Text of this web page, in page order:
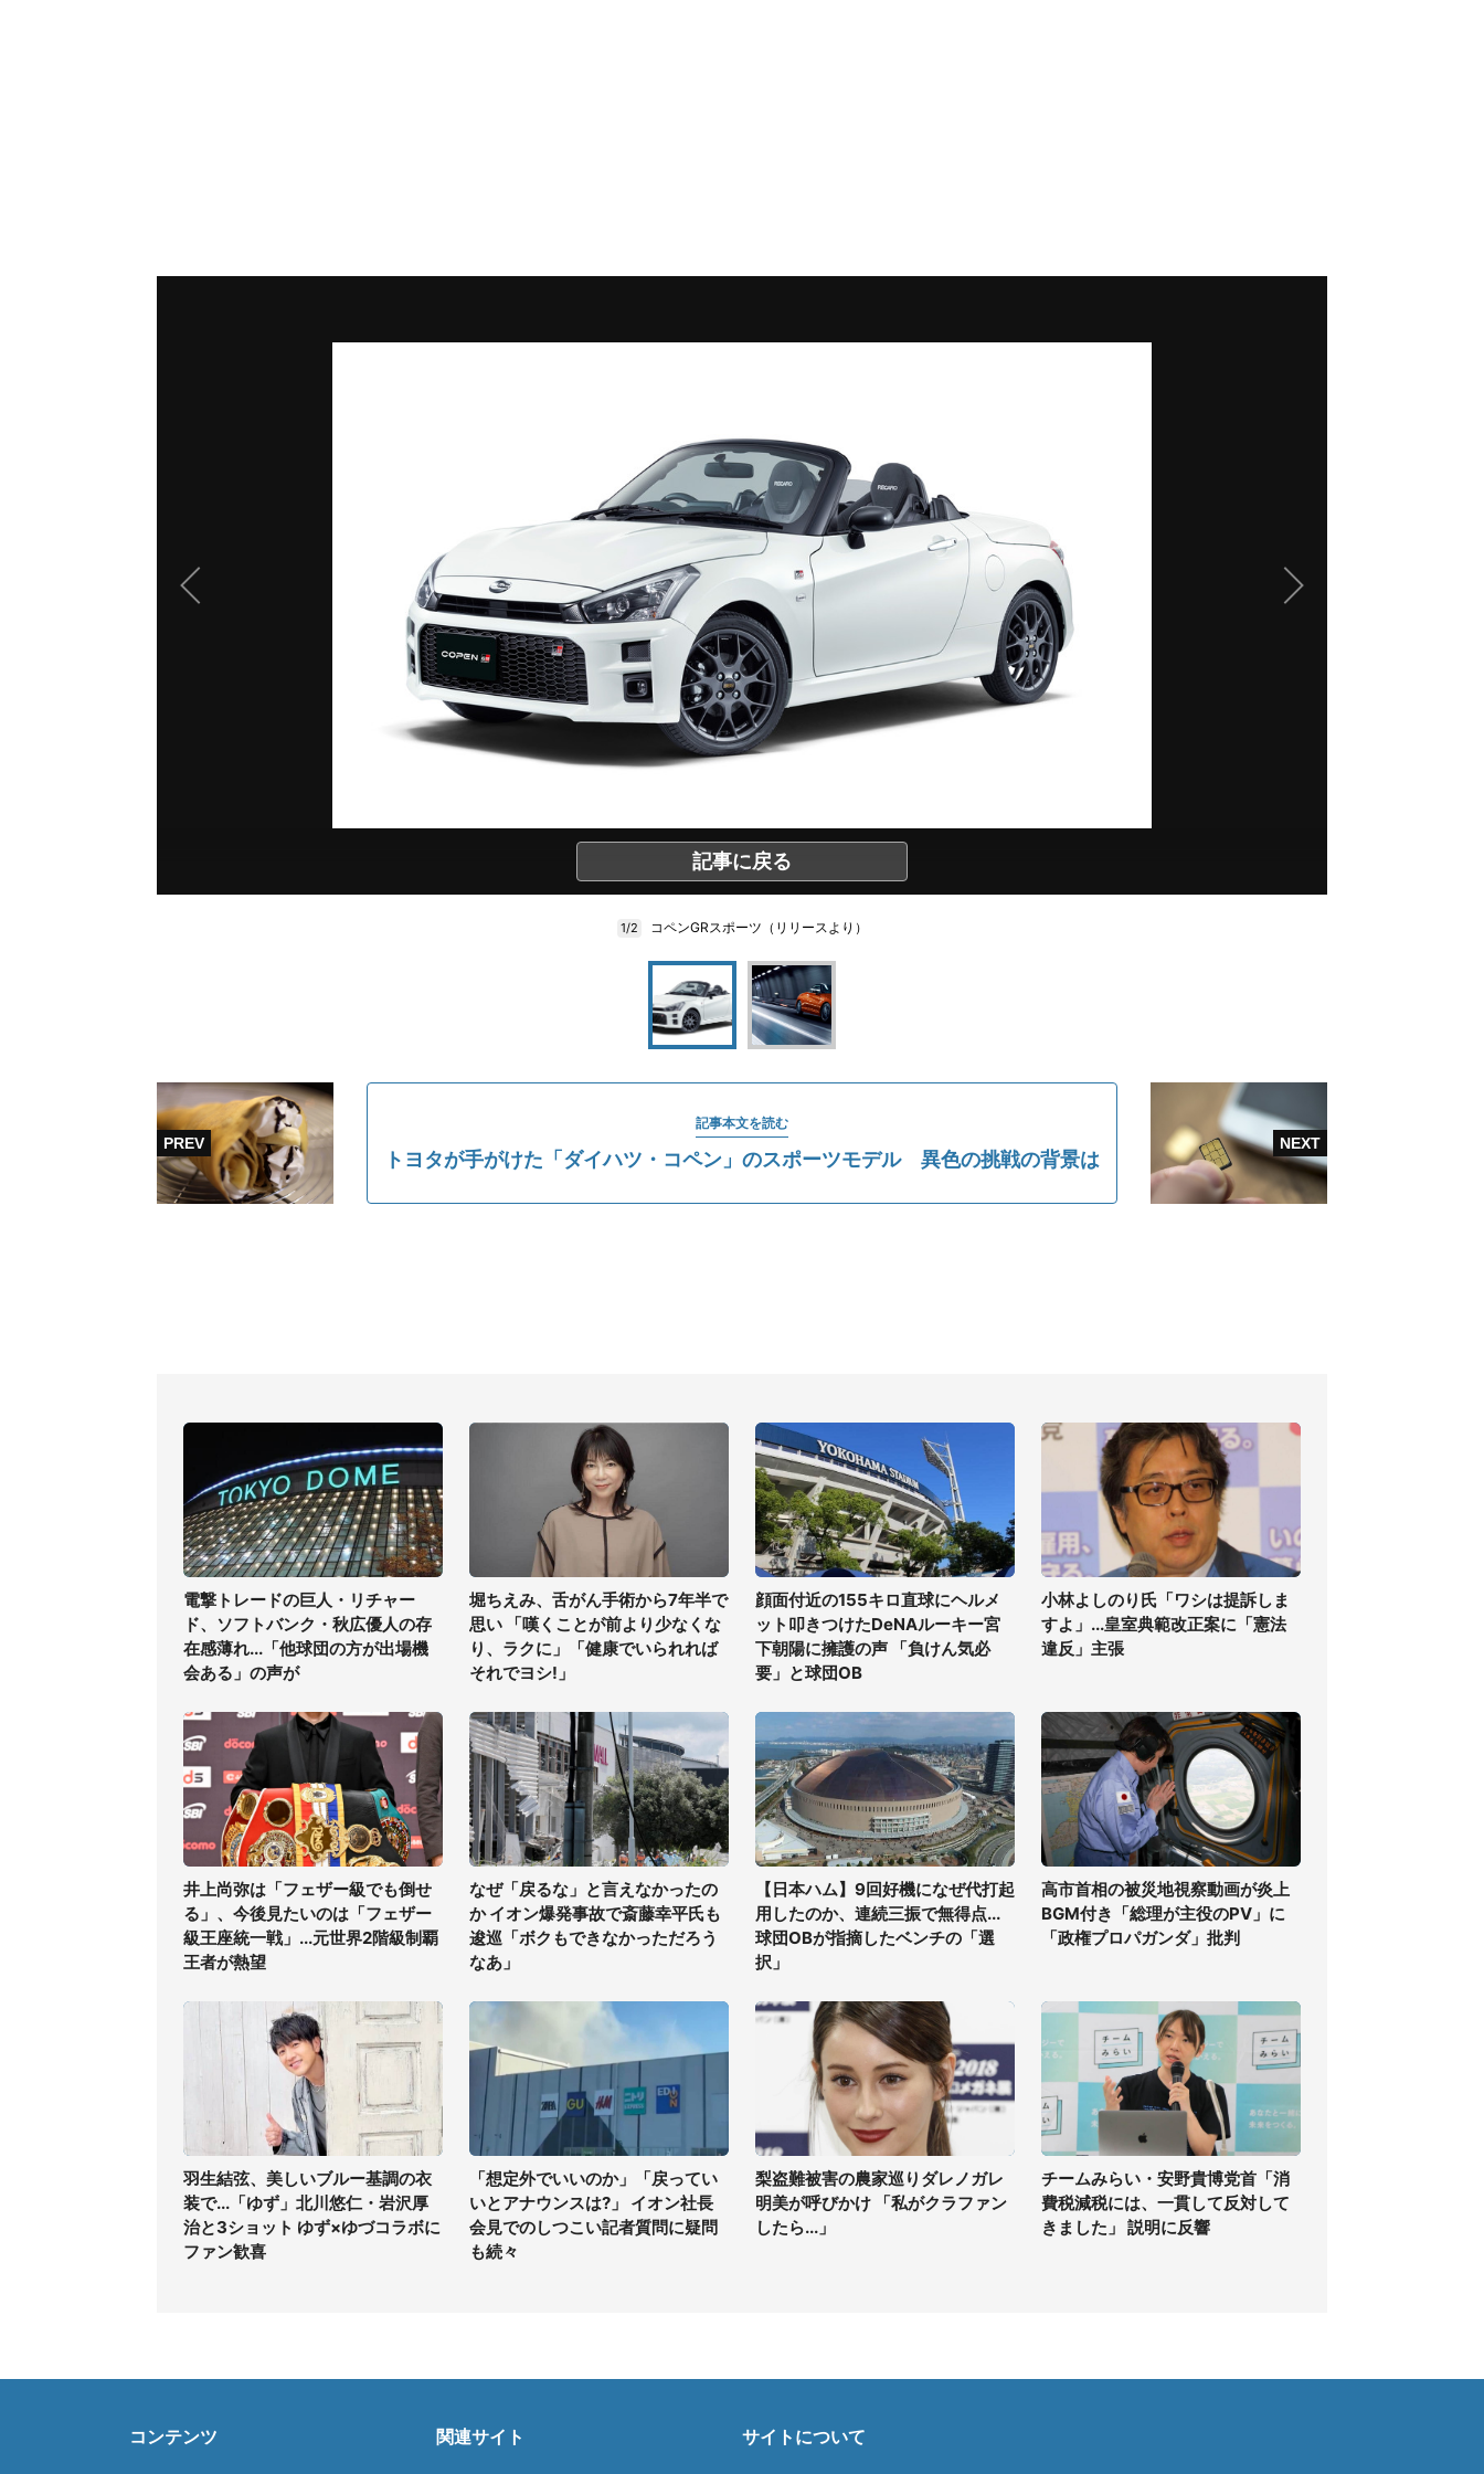
記事に戻る
1/2 コペンGRスポーツ（リリースより）
記事本文を読む
トヨタが手がけた「ダイハツ・コペン」のスポーツモデル 異色の挑戦の背景は
電撃トレードの巨人・リチャー
ド、ソフトバンク・秋広優人の存
在感薄れ...「他球団の方が出場機
会ある」の声が
堀ちえみ、舌がん手術から7年半で
思い 「嘆くことが前より少なくな
り、ラクに」「健康でいられれば
それでヨシ!」
顔面付近の155キロ直球にヘルメ
ット叩きつけたDeNAルーキー宮
下朝陽に擁護の声 「負けん気必
要」と球団OB
小林よしのり氏「ワシは提訴しま
すよ」...皇室典範改正案に「憲法
違反」主張
井上尚弥は「フェザー級でも倒せ
る」、今後見たいのは「フェザー
級王座統一戦」...元世界2階級制覇
王者が熱望
なぜ「戻るな」と言えなかったの
か イオン爆発事故で斎藤幸平氏も
逡巡「ボクもできなかっただろう
なあ」
【日本ハム】9回好機になぜ代打起
用したのか、連続三振で無得点...
球団OBが指摘したベンチの「選
択」
高市首相の被災地視察動画が炎上
BGM付き「総理が主役のPV」に
「政権プロパガンダ」批判
羽生結弦、美しいブルー基調の衣
装で...「ゆず」北川悠仁・岩沢厚
治と3ショット ゆず×ゆづコラボに
ファン歓喜
「想定外でいいのか」「戻ってい
いとアナウンスは?」 イオン社長
会見でのしつこい記者質問に疑問
も続々
梨盗難被害の農家巡りダレノガレ
明美が呼びかけ 「私がクラファン
したら...」
チームみらい・安野貴博党首「消
費税減税には、一貫して反対して
きました」 説明に反響
コンテンツ 関連サイト サイトについて